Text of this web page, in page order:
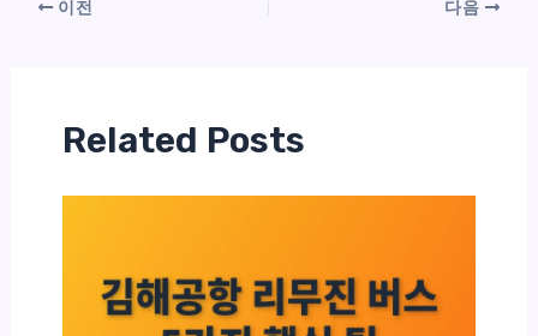
이전 다음
Related Posts